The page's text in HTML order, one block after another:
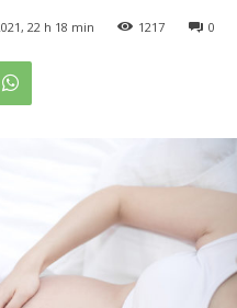
22 h 18 min 0
1217